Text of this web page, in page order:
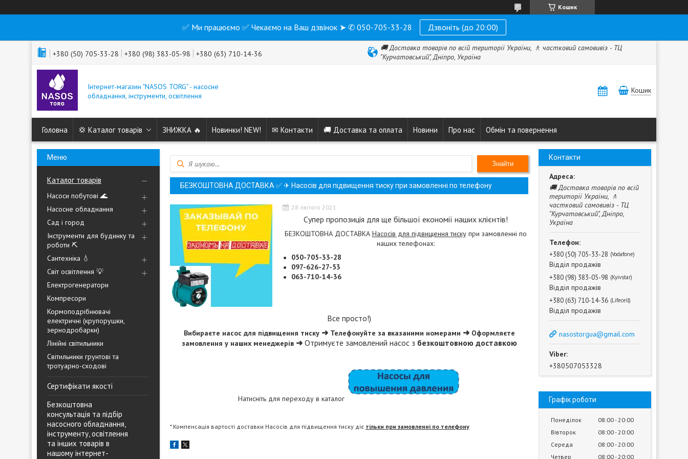
Кошик
✅ Ми працюємо ✅ Чекаємо на Ваш дзвінок ➤ ✆ 050-705-33-28 Дзвоніть (до 20:00)
+380 (50) 705-33-28 +380 (98) 383-05-98 +380 (63) 710-14-36
🚚 Доставка товарів по всій території України, 🚶 частковий самовивіз - ТЦ
"Курчатовський", Дніпро, Україна
Інтернет-магазин "NASOS TORG" - насосне
обладнання, інструменти, освітлення
Кошик
Головна 💢 Каталог товарів ЗНИЖКА 🔥 Новинки! NEW! ✉ Контакти 🚚 Доставка та оплата Новини Про нас Обмін та повернення
Каталог товарів
Насоси побутові 🌊
Насосне обладнання
Сад і город
Інструменти для будинку та
роботи ⛏️
Сантехніка 💧
Світ освітлення 💡
Електрогенератори
Компресори
Кормоподрібнювачі
електричні (крупорушки,
зернодробарки)
Лінійні світильники
Світильники грунтові та
тротуарно-сходові
Сертифікати якості
Безкоштовна
консультація та підбір
насосного обладнання,
інструменту, освітлення
та інших товарів в
нашому інтернет-
Знайти
БЕЗКОШТОВНА ДОСТАВКА ✅ ✈ Насосів для підвищення тиску при замовленні по телефону
28 лютого 2021
Супер пропозиція для ще більшої економії наших клієнтів!
БЕЗКОШТОВНА ДОСТАВКА Насосів для підвищення тискупри замовленні по
наших телефонах:
050-705-33-28
097-626-27-53
063-710-14-36
Все просто!)
Вибираєте насос для підвищення тиску ➜Телефонуйте за вказаними номерами ➜Оформляєте
замовлення у наших менеджерів ➜ Отримуєте замовлений насос з безкоштовною доставкою
Натисніть для переходу в каталог
* Компенсація вартості доставки Насосів для підвищення тиску діє тільки при замовленні по телефону
Контакти
🚚 Доставка товарів по всій
території України, 🚶
частковий самовивіз - ТЦ
"Курчатовський", Дніпро,
Україна
+380 (50) 705-33-28 Vodafone
Відділ продажів
+380 (98) 383-05-98 Kyivstar
Відділ продажів
+380 (63) 710-14-36 Lifecell
Відділ продажів
nasostorgua@gmail.com
+380507053328
Графік роботи
Понеділок 08:00 20:00
Вівторок
08:00 20:00
Середа
08:00 20:00
Четвер
08:00 20:00